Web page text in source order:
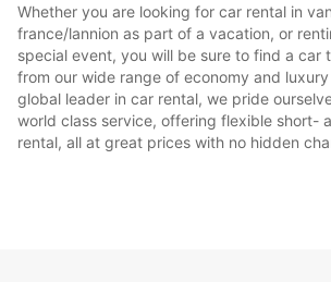
Whether you are looking for car rental in
france/lannion as part of a vacation, or
special event, you will be sure to find a car
from our wide range of economy and luxury
global leader in car rental, we pride
world class service, offering flexible short-
rental, all at great prices with no hidden